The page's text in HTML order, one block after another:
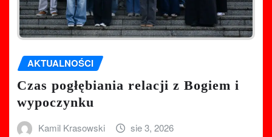
AKTUALNOŚCI
Czas pogłębiania relacji z Bogiem i
wypoczynku
Kamil Krasowski sie 3, 2026